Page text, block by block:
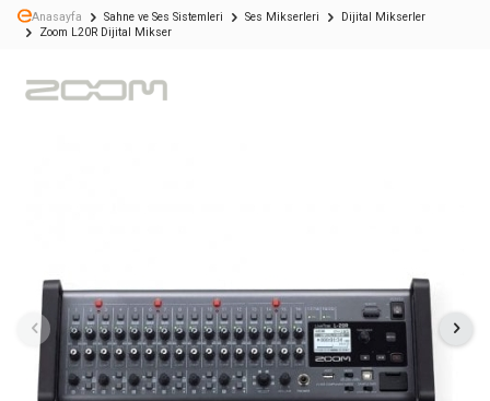
Anasayfa Sahne ve Ses Sistemleri Ses Mikserleri
Dijital Mikserler
Zoom L20R Dijital Mikser